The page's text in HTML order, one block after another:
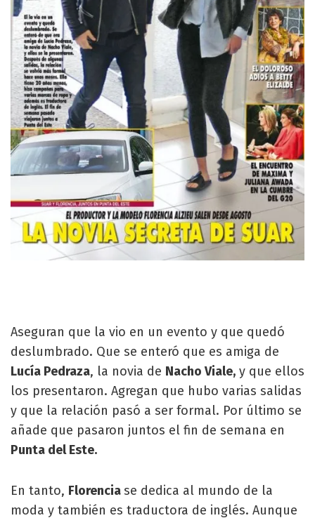
Aseguran que la vio en un evento y que quedó
deslumbrado. Que se enteró que es amiga de
Lucía Pedraza, la novia de Nacho Viale, y que ellos
los presentaron. Agregan que hubo varias salidas
y que la relación pasó a ser formal. Por último se
añade que pasaron juntos el fin de semana en
Punta del Este.
En tanto, Florenciase dedica al mundo de la
moda y también es traductora de inglés. Aunque